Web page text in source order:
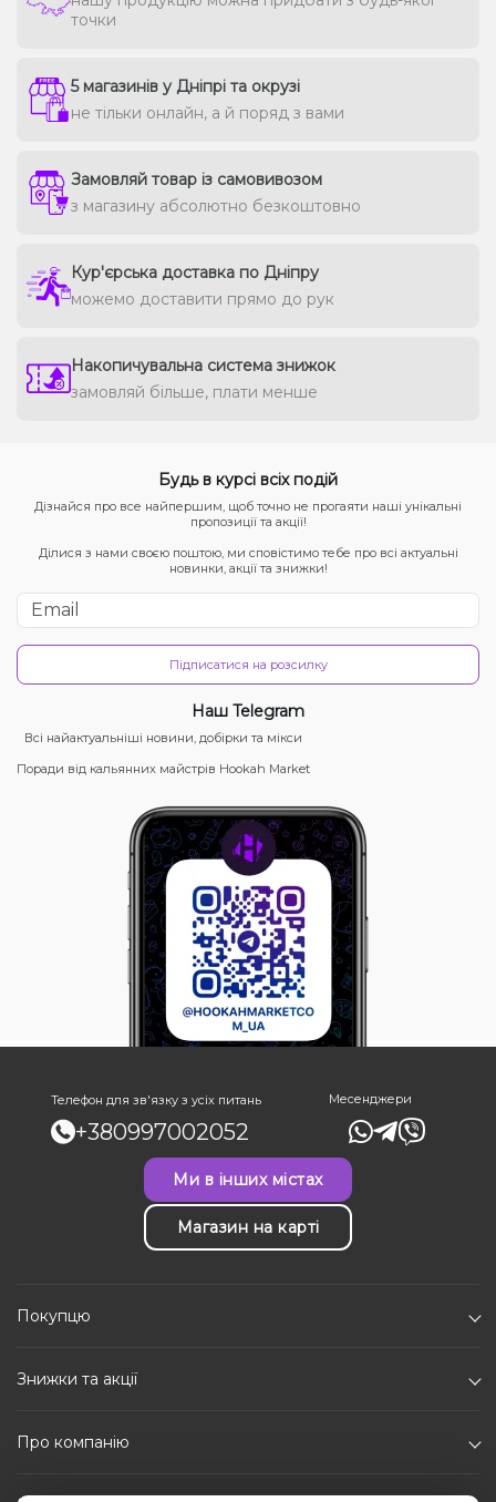
точки
5 магазинів у Дніпрі та окрузі
не тільки онлайн, а й поряд з вами
Замовляй товар із самовивозом
з магазину абсолютно безкоштовно
Кур'єрська доставка по Дніпру
можемо доставити прямо до рук
Накопичувальна система знижок
замовляй більше, плати менше
Будь в курсі всіх подій
Дізнайся про все найпершим, щоб точно не прогаяти наші унікальні
пропозиції та акції!
Ділися з нами своєю поштою, ми сповістимо тебе про всі актуальні
новинки, акції та знижки!
Підписатися на розсилку
Наш Telegram
Всі найактуальніші новини, добірки та мікси
Поради від кальянних майстрів Hookah Market
Телефон для зв'язку з усіх питань
+380997002052
Месенджери
Ми в інших містах
Магазин на карті
Покупцю
Знижки та акції
Про компанію